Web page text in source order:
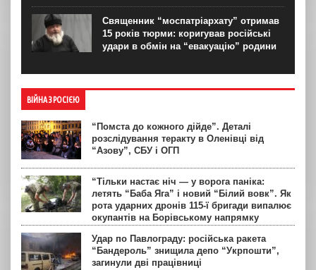
Священник “моспатріархату” отримав
15 років тюрми: коригував російські
удари в обмін на “евакуацію” родини
ВІЙНА З РОСІЄЮ
“Помста до кожного дійде”. Деталі
розслідування теракту в Оленівці від
“Азову”, СБУ і ОГП
“Тільки настає ніч — у ворога паніка:
летять “Баба Яга” і новий “Білий вовк”. Як
рота ударних дронів 115-ї бригади випалює
окупантів на Борівському напрямку
Удар по Павлограду: російська ракета
“Бандероль” знищила депо “Укрпошти”,
загинули дві працівниці